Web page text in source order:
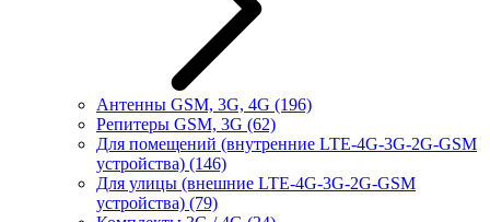
Антенны GSM, 3G, 4G (196)
Репитеры GSM, 3G (62)
Для помещений (внутренние LTE-4G-3G-2G-GSM
устройства) (146)
Для улицы (внешние LTE-4G-3G-2G-GSM
устройства) (79)